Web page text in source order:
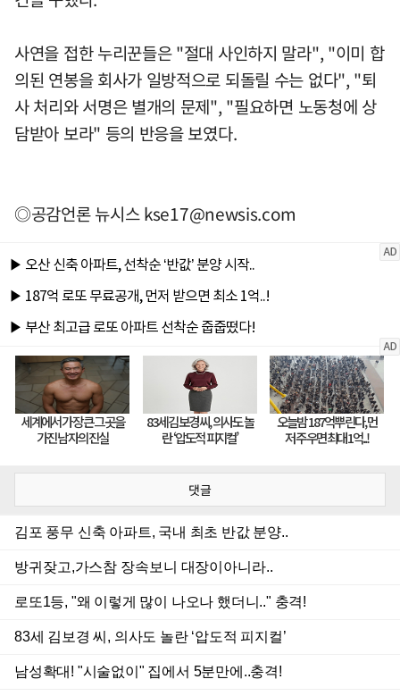
사연을 접한 누리꾼들은 "절대 사인하지 말라", "이미 합
의된 연봉을 회사가 일방적으로 되돌릴 수는 없다", "퇴
사 처리와 서명은 별개의 문제", "필요하면 노동청에 상
담받아 보라" 등의 반응을 보였다.
◎공감언론 뉴시스kse17@newsis.com
댓글